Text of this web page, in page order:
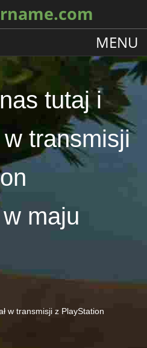
MENU
tutaj i
w transmisji
maju
w transmisji z PlayStation